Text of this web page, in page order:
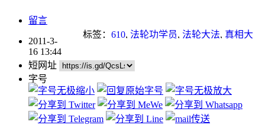
留言
标签： 610, 法轮功学员, 法轮大法, 真相大
2011-3-
16 13:44
短网址
字号